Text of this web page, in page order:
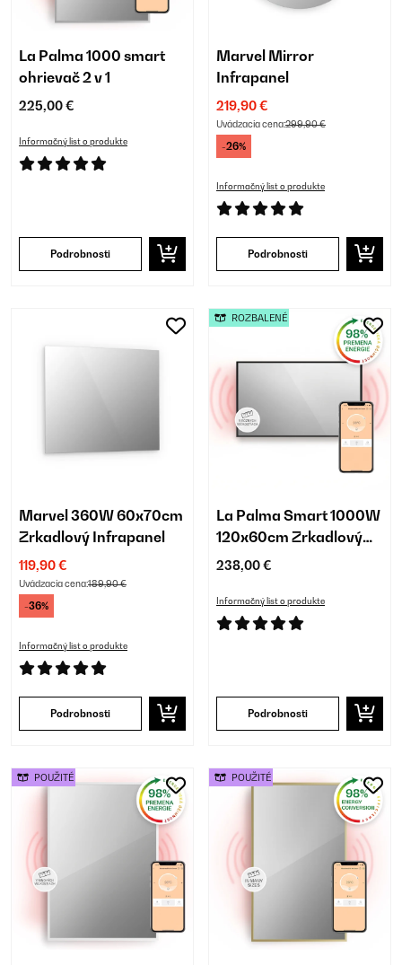
La Palma 1000 smart
ohrievač 2 v 1
225,00 €
Informačný list o produkte
Podrobnosti
Marvel Mirror
Infrapanel
219,90 €
Uvádzacia cena:299,90 €
-26%
Informačný list o produkte
Podrobnosti
Marvel 360W 60x70cm
Zrkadlový Infrapanel
119,90 €
Uvádzacia cena:189,90 €
-36%
Informačný list o produkte
Podrobnosti
La Palma Smart 1000W
120x60cm Zrkadlový
Infrapanel Čierna
238,00 €
Informačný list o produkte
Podrobnosti
ROZBALENÉ
POUŽITÉ POUŽITÉ